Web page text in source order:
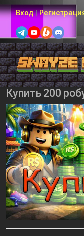
Вход |
Купить 200